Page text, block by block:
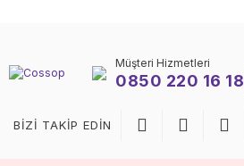
Müşteri Hizmetleri
0850 220 16 18
BİZİ TAKİP EDİN